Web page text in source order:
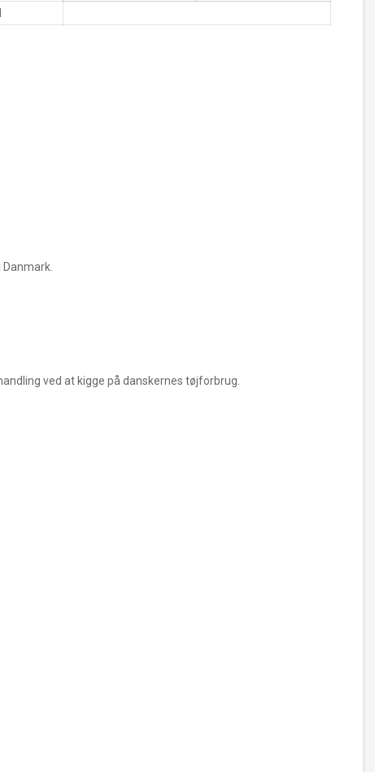
ved at kigge på danskernes tøjforbrug.